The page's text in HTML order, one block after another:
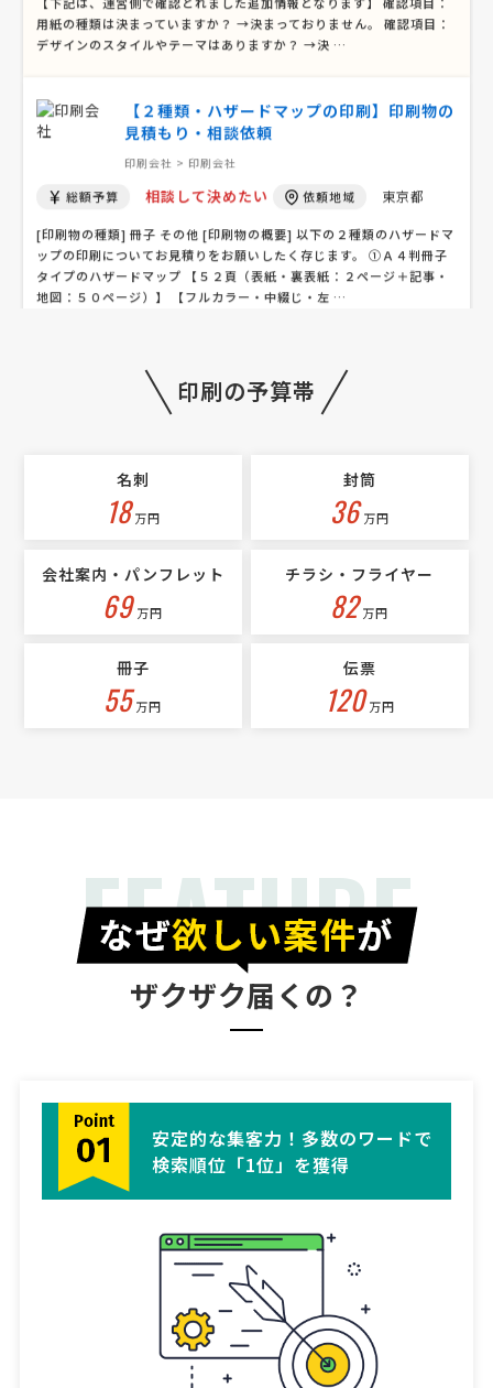
【下記は、運営側で確認とれました追加情報となります】 確認項目：
用紙の種類は決まっていますか？ →決まっておりません。 確認項目：
デザインのスタイルやテーマはありますか？ →決 …
【２種類・ハザードマップの印刷】印刷物の
見積もり・相談依頼
印刷会社 > 印刷会社
総額予算 相談して決めたい 依頼地域 東京都
[印刷物の種類] 冊子 その他 [印刷物の概要] 以下の２種類のハザードマ
ップの印刷についてお見積りをお願いしたく存じます。 ①Ａ４判冊子
タイプのハザードマップ 【５２頁（表紙・裏表紙：２ページ＋記事・
地図：５０ページ）】 【フルカラー・中綴じ・左 …
日本酒ラベル(700枚)の見積もり依頼
印刷会社 > その他印刷（ポスター等）
[印刷物の概要] 日本酒のラベル [検討基準] 価格重視 [作成予定数] 700
[色数] カラー（片面） [デザイン（版下）の有無、データ形式] 有り
印刷の予算帯
名刺
18 万円
封筒
36 万円
会社案内・パンフレット
69 万円
チラシ・フライヤー
82 万円
冊子
55 万円
伝票
120 万円
FEATURE
ザクザク届くの？
安定的な集客力！多数のワードで
検索順位「1位」を獲得